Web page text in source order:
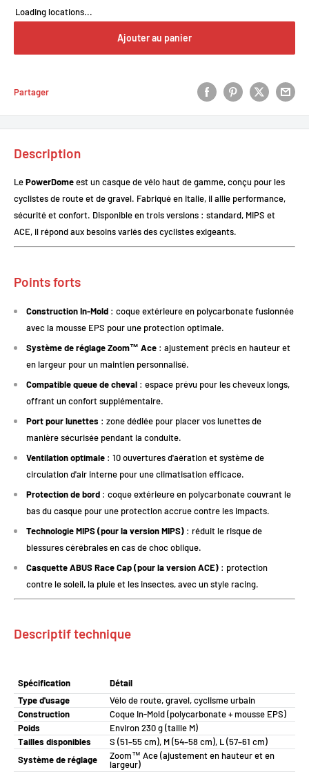
Loading locations...
Ajouter au panier
Partager
Description
LePowerDomeest un casque de vélo haut de gamme, conçu pour les
cyclistes de route et de gravel. Fabriqué en Italie, il allie performance,
sécurité et confort. Disponible en trois versions : standard, MIPS et
ACE, il répond aux besoins variés des cyclistes exigeants.
Points forts
Construction In-Mold : coque extérieure en polycarbonate fusionnée
avec la mousse EPS pour une protection optimale.
Système de réglage Zoom™ Ace : ajustement précis en hauteur et
en largeur pour un maintien personnalisé.
Compatible queue de cheval : espace prévu pour les cheveux longs,
offrant un confort supplémentaire.
Port pour lunettes : zone dédiée pour placer vos lunettes de
manière sécurisée pendant la conduite.
Ventilation optimale : 10 ouvertures d'aération et système de
circulation d'air interne pour une climatisation efficace.
Protection de bord : coque extérieure en polycarbonate couvrant le
bas du casque pour une protection accrue contre les impacts.
Technologie MIPS (pour la version MIPS) : réduit le risque de
blessures cérébrales en cas de choc oblique.
Casquette ABUS Race Cap (pour la version ACE) : protection
contre le soleil, la pluie et les insectes, avec un style racing.
Descriptif technique
Spécification
Détail
Type d'usage
Vélo de route, gravel, cyclisme urbain
Construction
Coque In-Mold (polycarbonate + mousse EPS)
Poids
Environ 230 g (taille M)
Tailles disponibles
S (51–55 cm), M (54–58 cm), L (57–61 cm)
Système de réglage
Zoom™ Ace (ajustement en hauteur et en
largeur)